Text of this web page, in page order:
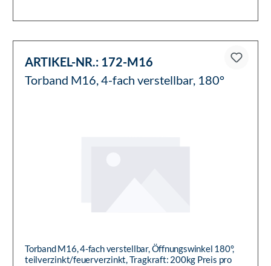
ARTIKEL-NR.: 172-M16
Torband M16, 4-fach verstellbar, 180°
Torband M16, 4-fach verstellbar, Öffnungswinkel 180°,
teilverzinkt/feuerverzinkt, Tragkraft: 200kg Preis pro